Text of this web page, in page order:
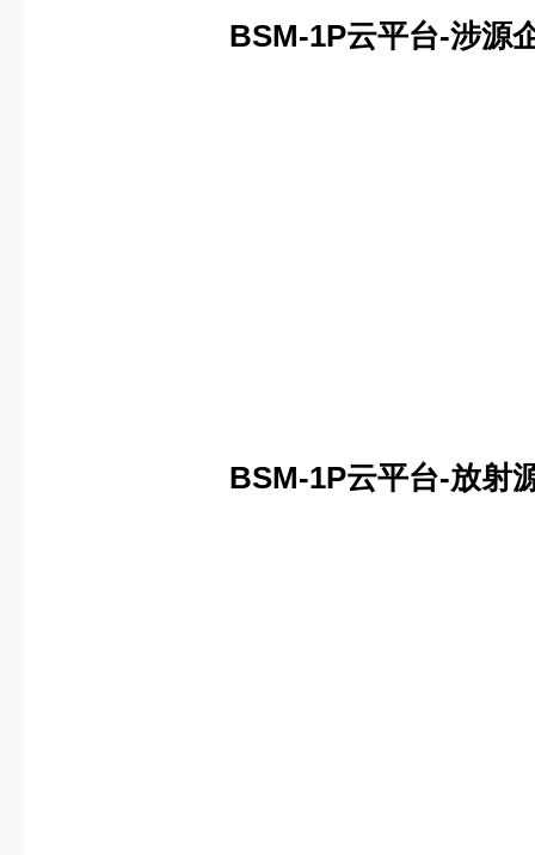
BSM-1P云平台-涉源
BSM-1P云平台-放射